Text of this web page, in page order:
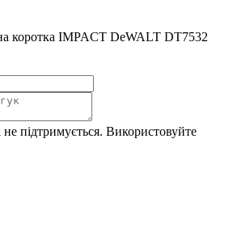
коротка IMPACT DeWALT DT7532
підтримується. Використовуйте